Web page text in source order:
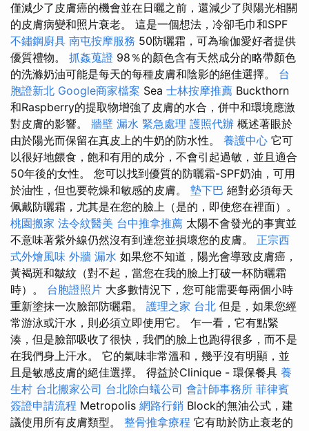
僅減少了皮膚癌的機會並在日曬之前，還減少了與陽光相關
的皮膚病變和照片衰老。 這是一個想法，冷卻毛巾和SPF
不鏽鋼廚具 南屯按摩服務 50防曬霜，可為瑜伽愛好者提供
優質禮物。 抓姦蒐證 98％的顏色含有天然成分的略帶顏色
的洗滌奶油可能是每天的每種皮膚和陰影的絕佳選擇。 台
胞證新北 Google商家檔案 Sea 士林按摩推薦 Buckthorn
和Raspberry的提取物增強了皮膚的水合，併中和環境應激
對皮膚的影響。 牆壁 漏水 緊急處理 護照代辦 概述著眼於
由於陽光而保留在真皮上的牛奶的防水性。 養護中心 它可
以很好地餵食，飽和有用的成分，不會引起過敏，並且適合
50年後的女性。 您可以找到優質的防曬霜-SPF奶油，可用
於油性，但也要乾燥和敏感的皮膚。 墊下巴 絕對必須每天
佩戴防曬霜，尤其是在您的臉上（是的，即使您在裡面）。
桃園搬家 法令紋醫美 台中推拿推薦 太陽不會發光的事實並
不意味著紫外線仍然沒有到達您並損壞您的皮膚。 正宗西
式外燴風味 外牆 漏水 如果您不知道，陽光會導致皮膚癌，
黃褐斑和皺紋（對不起，當您在我的臉上打破一杯防曬霜
時）。 台胞證照片 大多數情況下，您可能需要每兩個小時
重新塗抹一次臉部防曬霜。 護理之家 台北 但是，如果您經
常游泳或汗水，則必須立即使用它。 乍一看，它有點緊
湊，但是臉部吸收了很快，我們的臉上也跑得很多，而不是
在我們身上汗水。 它的氣味非常溫和，幾乎沒有明顯，並
且是敏感皮膚的絕佳選擇。 得益於Clinique - 環保餐具 養
生村 台北搬家公司 台北除白蟻公司 會計師事務所 菲律賓
簽證申請流程 Metropolis 網路行銷 Block的無油公式，建
議使用所有皮膚類型。 整骨推拿療程 它有助於防止衰老的